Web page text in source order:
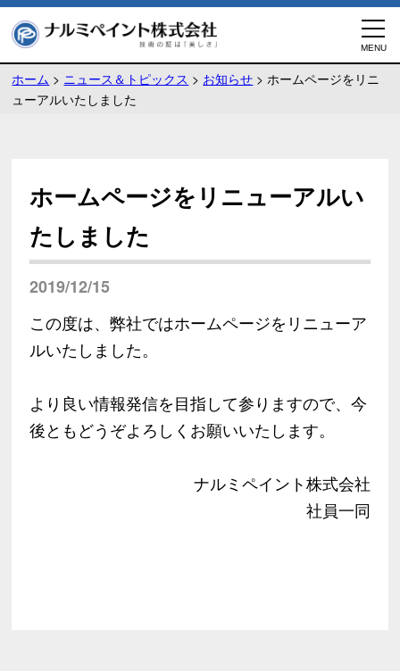
ホーム > ニュース＆トピックス > お知らせ >ホームページをリニ
ューアルいたしました
ホームページをリニューアルい
たしました
2019/12/15
この度は、弊社ではホームページをリニューア
ルいたしました。
より良い情報発信を目指して参りますので、今
後ともどうぞよろしくお願いいたします。
ナルミペイント株式会社
社員一同